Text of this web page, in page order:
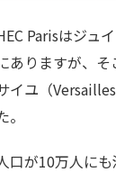
Parisはジュ
ありますが、そ
イユ（
口が10万人に